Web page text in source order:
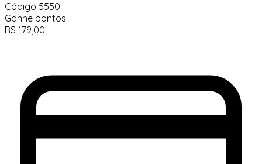
Código 5550
Ganhe pontos
R$ 179,00